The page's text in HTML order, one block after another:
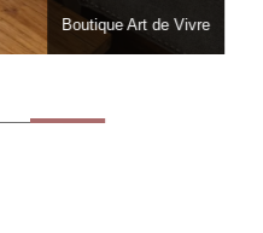
Boutique Art de Vivre